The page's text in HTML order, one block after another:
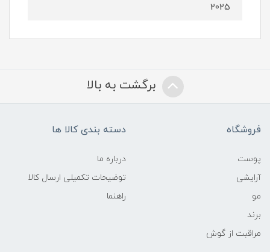
2025
برگشت به بالا
فروشگاه
پوست
آرایشی
مو
برند
مراقبت از گوش
دسته بندی کالا ها
درباره ما
توضیحات تکمیلی ارسال کالا
راهنما